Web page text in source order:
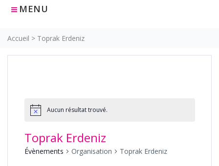
MENU
Accueil > Toprak Erdeniz
Aucun résultat trouvé.
Toprak Erdeniz
Évènements Organisation Toprak Erdeniz